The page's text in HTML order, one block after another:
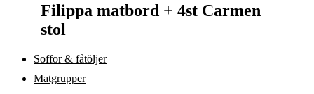
Filippa matbord + 4st Carmen
stol
Soffor & fåtöljer
Matgrupper